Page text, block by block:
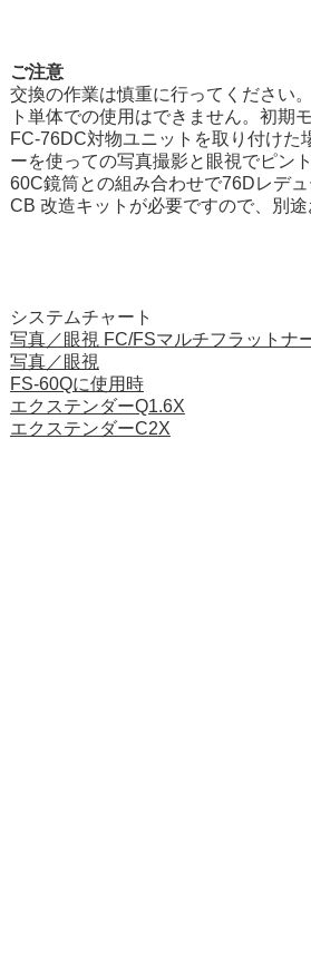
ご注意
交換の作業は慎重に行ってください
ト単体での使用はできません。初期
FC-76DC対物ユニットを取り付けた
ーを使っての写真撮影と眼視でピン
60C鏡筒との組み合わせで76Dレデ
CB 改造キットが必要ですので、別途
システムチャート
写真／眼視 FC/FSマルチフラットナ
写真／眼視
FS-60Qに使用時
エクステンダーQ1.6X
エクステンダーC2X